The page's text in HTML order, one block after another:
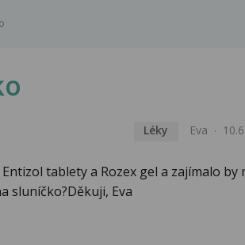
Léky Eva
tablety a Rozex gel a zajímalo by
sluníčko?Děkuji, Eva